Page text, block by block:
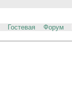
Гостевая Форум